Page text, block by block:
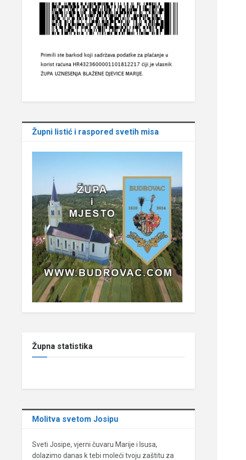
Župni listić i raspored svetih misa
Župna statistika
Molitva svetom Josipu
Sveti Josipe, vjerni čuvaru Marije i Isusa,
dolazimo danas k tebi moleći tvoju zaštitu za